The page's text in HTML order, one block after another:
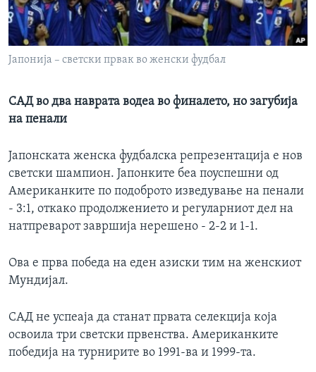
ИНТЕРВЈУА
Јазици
Јапонија – светски првак во женски фудбал
САД во два наврата водеа во финалето, но загубија
на пенали
Јапонската женска фудбалска репрезентација е нов
светски шампион. Јапонките беа поуспешни од
Американките по подоброто изведување на пенали
- 3:1, откако продолжението и регуларниот дел на
натпреварот завршија нерешено - 2-2 и 1-1.
Ова е прва победа на еден азиски тим на женскиот
Мундијал.
САД не успеаја да станат првата селекција која
освоила три светски првенства. Американките
победија на турнирите во 1991-ва и 1999-та.